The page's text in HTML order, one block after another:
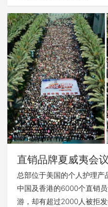
直销品牌夏威夷会
签证被拒
总部位于美国的个人护理
中国及香港的6000个直销
游，却有超过2000人被拒